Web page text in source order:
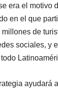
era el motivo
en el que
de
sociales, y